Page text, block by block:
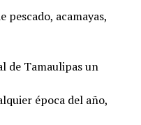
acamayas,
de Tamaulipas un
época del año,